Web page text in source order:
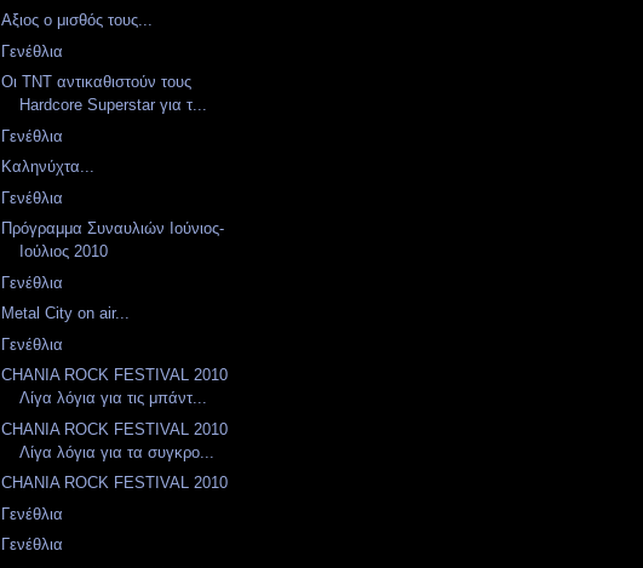
Αξιος ο μισθός τους...
Γενέθλια
Οι TNT αντικαθιστούν τους
Hardcore Superstar για τ...
Γενέθλια
Καληνύχτα...
Γενέθλια
Πρόγραμμα Συναυλιών Ιούνιος-
Ιούλιος 2010
Γενέθλια
Metal City on air...
Γενέθλια
CHANIA ROCK FESTIVAL 2010
Λίγα λόγια για τις μπάντ...
CHANIA ROCK FESTIVAL 2010
Λίγα λόγια για τα συγκρο...
CHANIA ROCK FESTIVAL 2010
Γενέθλια
Γενέθλια